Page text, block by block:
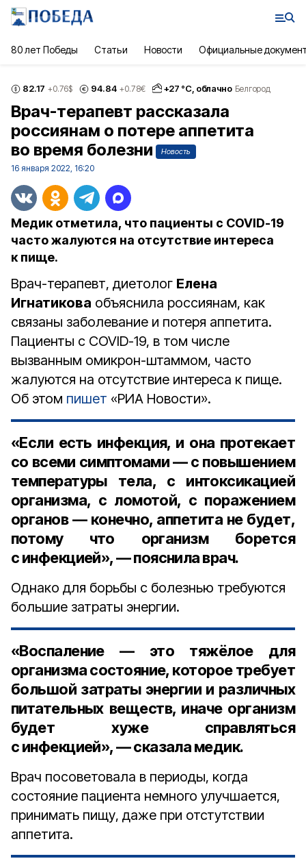
80 лет Победы Статьи Новости Официальные
82.17 +0.76$ 94.84 +0.78€ +27 °С, облачно Белгород
Врач-терапевт рассказала
россиянам о потере аппетита
во время болезни
Новость
16 января 2022, 16:20
Медик отметила, что пациенты с COVID-19
часто жалуются на отсутствие интереса
к пище.
Врач-терапевт, диетолог Елена
Игнатикова объяснила россиянам, как
связаны заболевание и потеря аппетита.
Пациенты с COVID-19, в том числе
вызванным омикрон-штаммом, часто
жалуются на отсутствие интереса к пище.
Об этом пишет «РИА Новости».
«Если есть инфекция, и она протекает
со всеми симптомами — с повышением
температуры тела, с интоксикацией
организма, с ломотой, с поражением
органов — конечно, аппетита не будет,
потому что организм борется
с инфекцией», — пояснила врач.
Однако для борьбы с болезнью требуются
большие затраты энергии.
«Воспаление — это тяжёлое для
организма состояние, которое требует
большой затраты энергии и различных
питательных веществ, иначе организм
будет хуже справляться
с инфекцией», — сказала медик.
Врач посоветовала в периоды, когда
состояние пациента немного улучшается,
принимать пищу, даже при отстутствии
аппетита.